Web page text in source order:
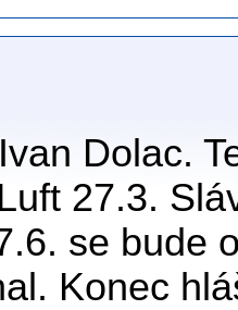
Dolac.
27.3.
se bude
Konec